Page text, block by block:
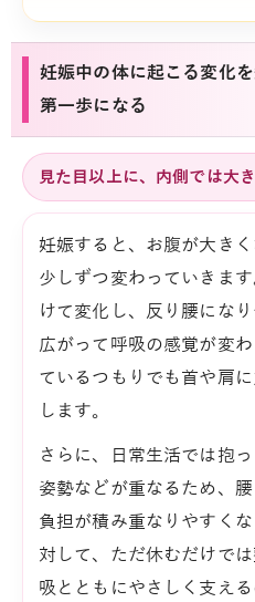
妊娠中の体に起こる変化
第一歩になる
見た目以上に、内側では大
妊娠すると、お腹が大き
少しずつ変わっていきま
けて変化し、反り腰にな
広がって呼吸の感覚が変
ているつもりでも首や肩
します。
さらに、日常生活では抱
姿勢などが重なるため、
負担が積み重なりやすく
対して、ただ休むだけで
吸とともにやさしく支え